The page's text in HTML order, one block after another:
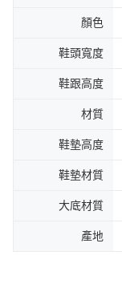
顏色
鞋頭寬度
鞋跟高度
材質
鞋墊高度
鞋墊材質
大底材質
產地